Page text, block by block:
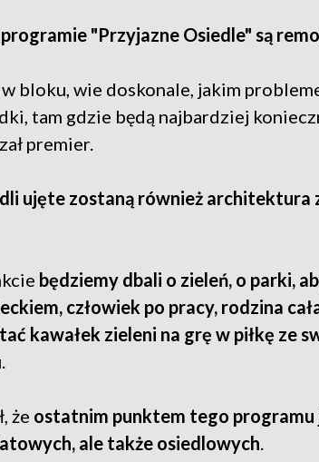
"Przyjazne Osiedle" są
w bloku, wie doskonale, jakim
tam gdzie będą najbardziej
premier.
ujęte zostaną również architektura
będziemy dbali o zieleń, o parki,
człowiek po pracy, rodzina
kawałek zieleni na grę w piłkę ze
że ostatnim punktem tego programu
ale także osiedlowych.